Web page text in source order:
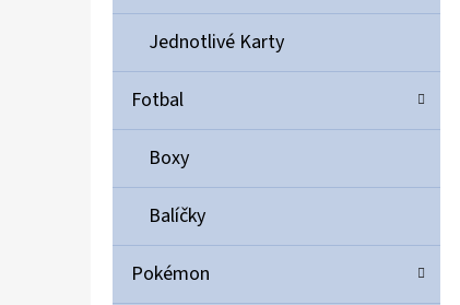
Jednotlivé Karty
Fotbal
Boxy
Balíčky
Pokémon